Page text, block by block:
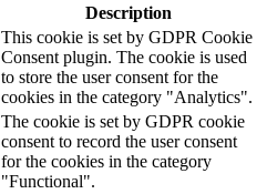
Description
This cookie is set by GDPR Cookie
Consent plugin. The cookie is used
to store the user consent for the
cookies in the category "Analytics".
The cookie is set by GDPR cookie
consent to record the user consent
for the cookies in the category
"Functional".